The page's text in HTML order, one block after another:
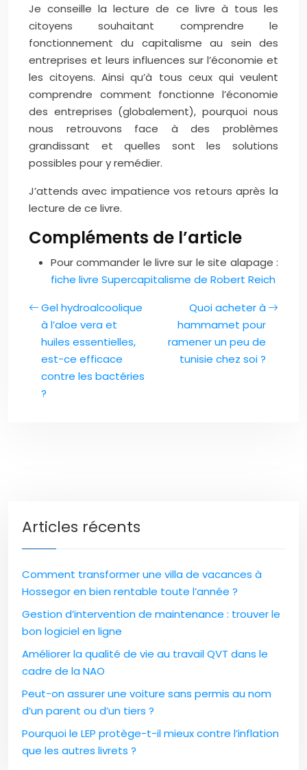
Je conseille la lecture de ce livre à tous les
citoyens souhaitant comprendre le
fonctionnement du capitalisme au sein des
entreprises et leurs influences sur l’économie et
les citoyens. Ainsi qu’à tous ceux qui veulent
comprendre comment fonctionne l’économie
des entreprises (globalement), pourquoi nous
nous retrouvons face à des problèmes
grandissant et quelles sont les solutions
possibles pour y remédier.
J’attends avec impatience vos retours après la
lecture de ce livre.
Compléments de l’article
Pour commander le livre sur le site alapage :
fiche livre Supercapitalisme de Robert Reich
Gel hydroalcoolique
à l’aloe vera et
huiles essentielles,
est-ce efficace
contre les bactéries
?
Quoi acheter à
hammamet pour
ramener un peu de
tunisie chez soi ?
Articles récents
Comment transformer une villa de vacances à
Hossegor en bien rentable toute l’année ?
Gestion d’intervention de maintenance : trouver le
bon logiciel en ligne
Améliorer la qualité de vie au travail QVT dans le
cadre de la NAO
Peut-on assurer une voiture sans permis au nom
d’un parent ou d’un tiers ?
Pourquoi le LEP protège-t-il mieux contre l’inflation
que les autres livrets ?